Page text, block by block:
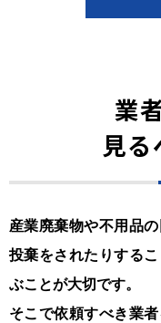
業
見る
産業廃棄物や不用品
投棄をされたりする
ぶことが大切です。
そこで依頼すべき業